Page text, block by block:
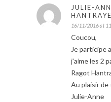
JULIE-
HANTRAYE
16/11/2016 at
Coucou,
Je participe
j’aime les 2
Ragot
Au plaisir de
Julie-Anne